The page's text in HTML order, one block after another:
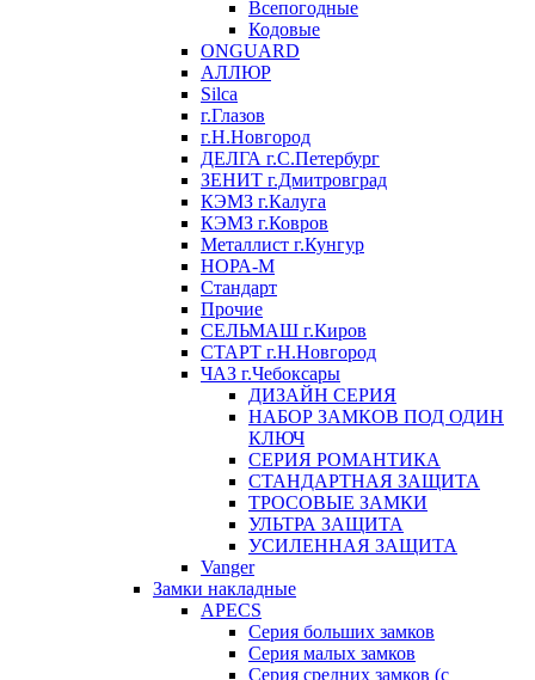
Всепогодные
Кодовые
ONGUARD
АЛЛЮР
Silca
г.Глазов
г.Н.Новгород
ДЕЛГА г.С.Петербург
ЗЕНИТ г.Дмитровград
КЭМЗ г.Калуга
КЭМЗ г.Ковров
Металлист г.Кунгур
НОРА-М
Стандарт
Прочие
СЕЛЬМАШ г.Киров
СТАРТ г.Н.Новгород
ЧАЗ г.Чебоксары
ДИЗАЙН СЕРИЯ
НАБОР ЗАМКОВ ПОД ОДИН
КЛЮЧ
СЕРИЯ РОМАНТИКА
СТАНДАРТНАЯ ЗАЩИТА
ТРОСОВЫЕ ЗАМКИ
УЛЬТРА ЗАЩИТА
УСИЛЕННАЯ ЗАЩИТА
Vanger
Замки накладные
APECS
Серия больших замков
Серия малых замков
Серия средних замков (с